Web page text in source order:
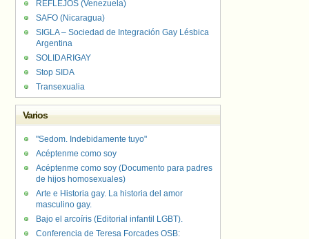
REFLEJOS (Venezuela)
SAFO (Nicaragua)
SIGLA – Sociedad de Integración Gay Lésbica
Argentina
SOLIDARIGAY
Stop SIDA
Transexualia
Varios
"Sedom. Indebidamente tuyo"
Acéptenme como soy
Acéptenme como soy (Documento para padres
de hijos homosexuales)
Arte e Historia gay. La historia del amor
masculino gay.
Bajo el arcoíris (Editorial infantil LGBT).
Conferencia de Teresa Forcades OSB: